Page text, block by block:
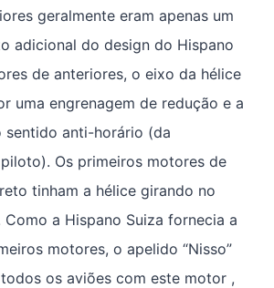
geralmente eram apenas um
adicional do design do Hispano
de anteriores, o eixo da hélice
uma engrenagem de redução e a
sentido anti-horário (da
Os primeiros motores de
tinham a hélice girando no
a Hispano Suiza fornecia a
motores, o apelido “Nisso”
os aviões com este motor ,